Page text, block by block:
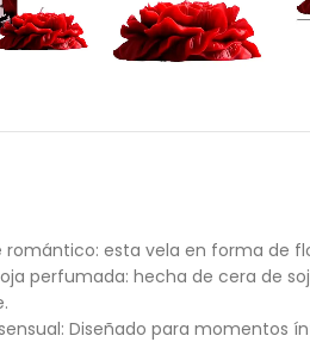
romántico: esta vela en forma de
perfumada: hecha de cera de
Diseñado para momentos